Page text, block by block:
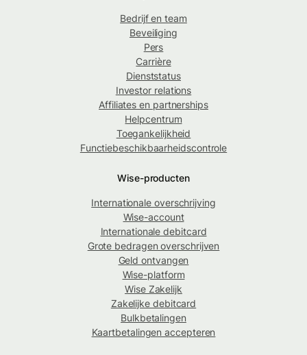
Bedrijf en team
Beveiliging
Pers
Carrière
Dienststatus
Investor relations
Affiliates en partnerships
Helpcentrum
Toegankelijkheid
Functiebeschikbaarheidscontrole
Wise-producten
Internationale overschrijving
Wise-account
Internationale debitcard
Grote bedragen overschrijven
Geld ontvangen
Wise-platform
Wise Zakelijk
Zakelijke debitcard
Bulkbetalingen
Kaartbetalingen accepteren